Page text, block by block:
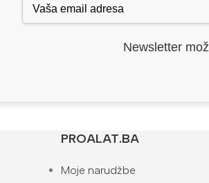
Newsletter
PROALAT.BA
Moje narudžbe